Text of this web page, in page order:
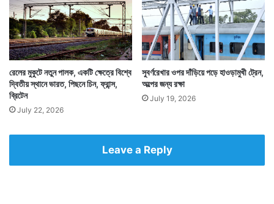
রেলের মুকুটে নতুন পালক, একটি ক্ষেত্রে বিশ্বে
দ্বিতীয় স্থানে ভারত, পিছনে চিন, ফ্রান্স,
ব্রিটেন
July 22, 2026
সুবর্ণরেখার ওপর দাঁড়িয়ে পড়ে হাওড়ামুখী ট্রেন,
অল্পের জন্য রক্ষা
July 19, 2026
Leave a Reply